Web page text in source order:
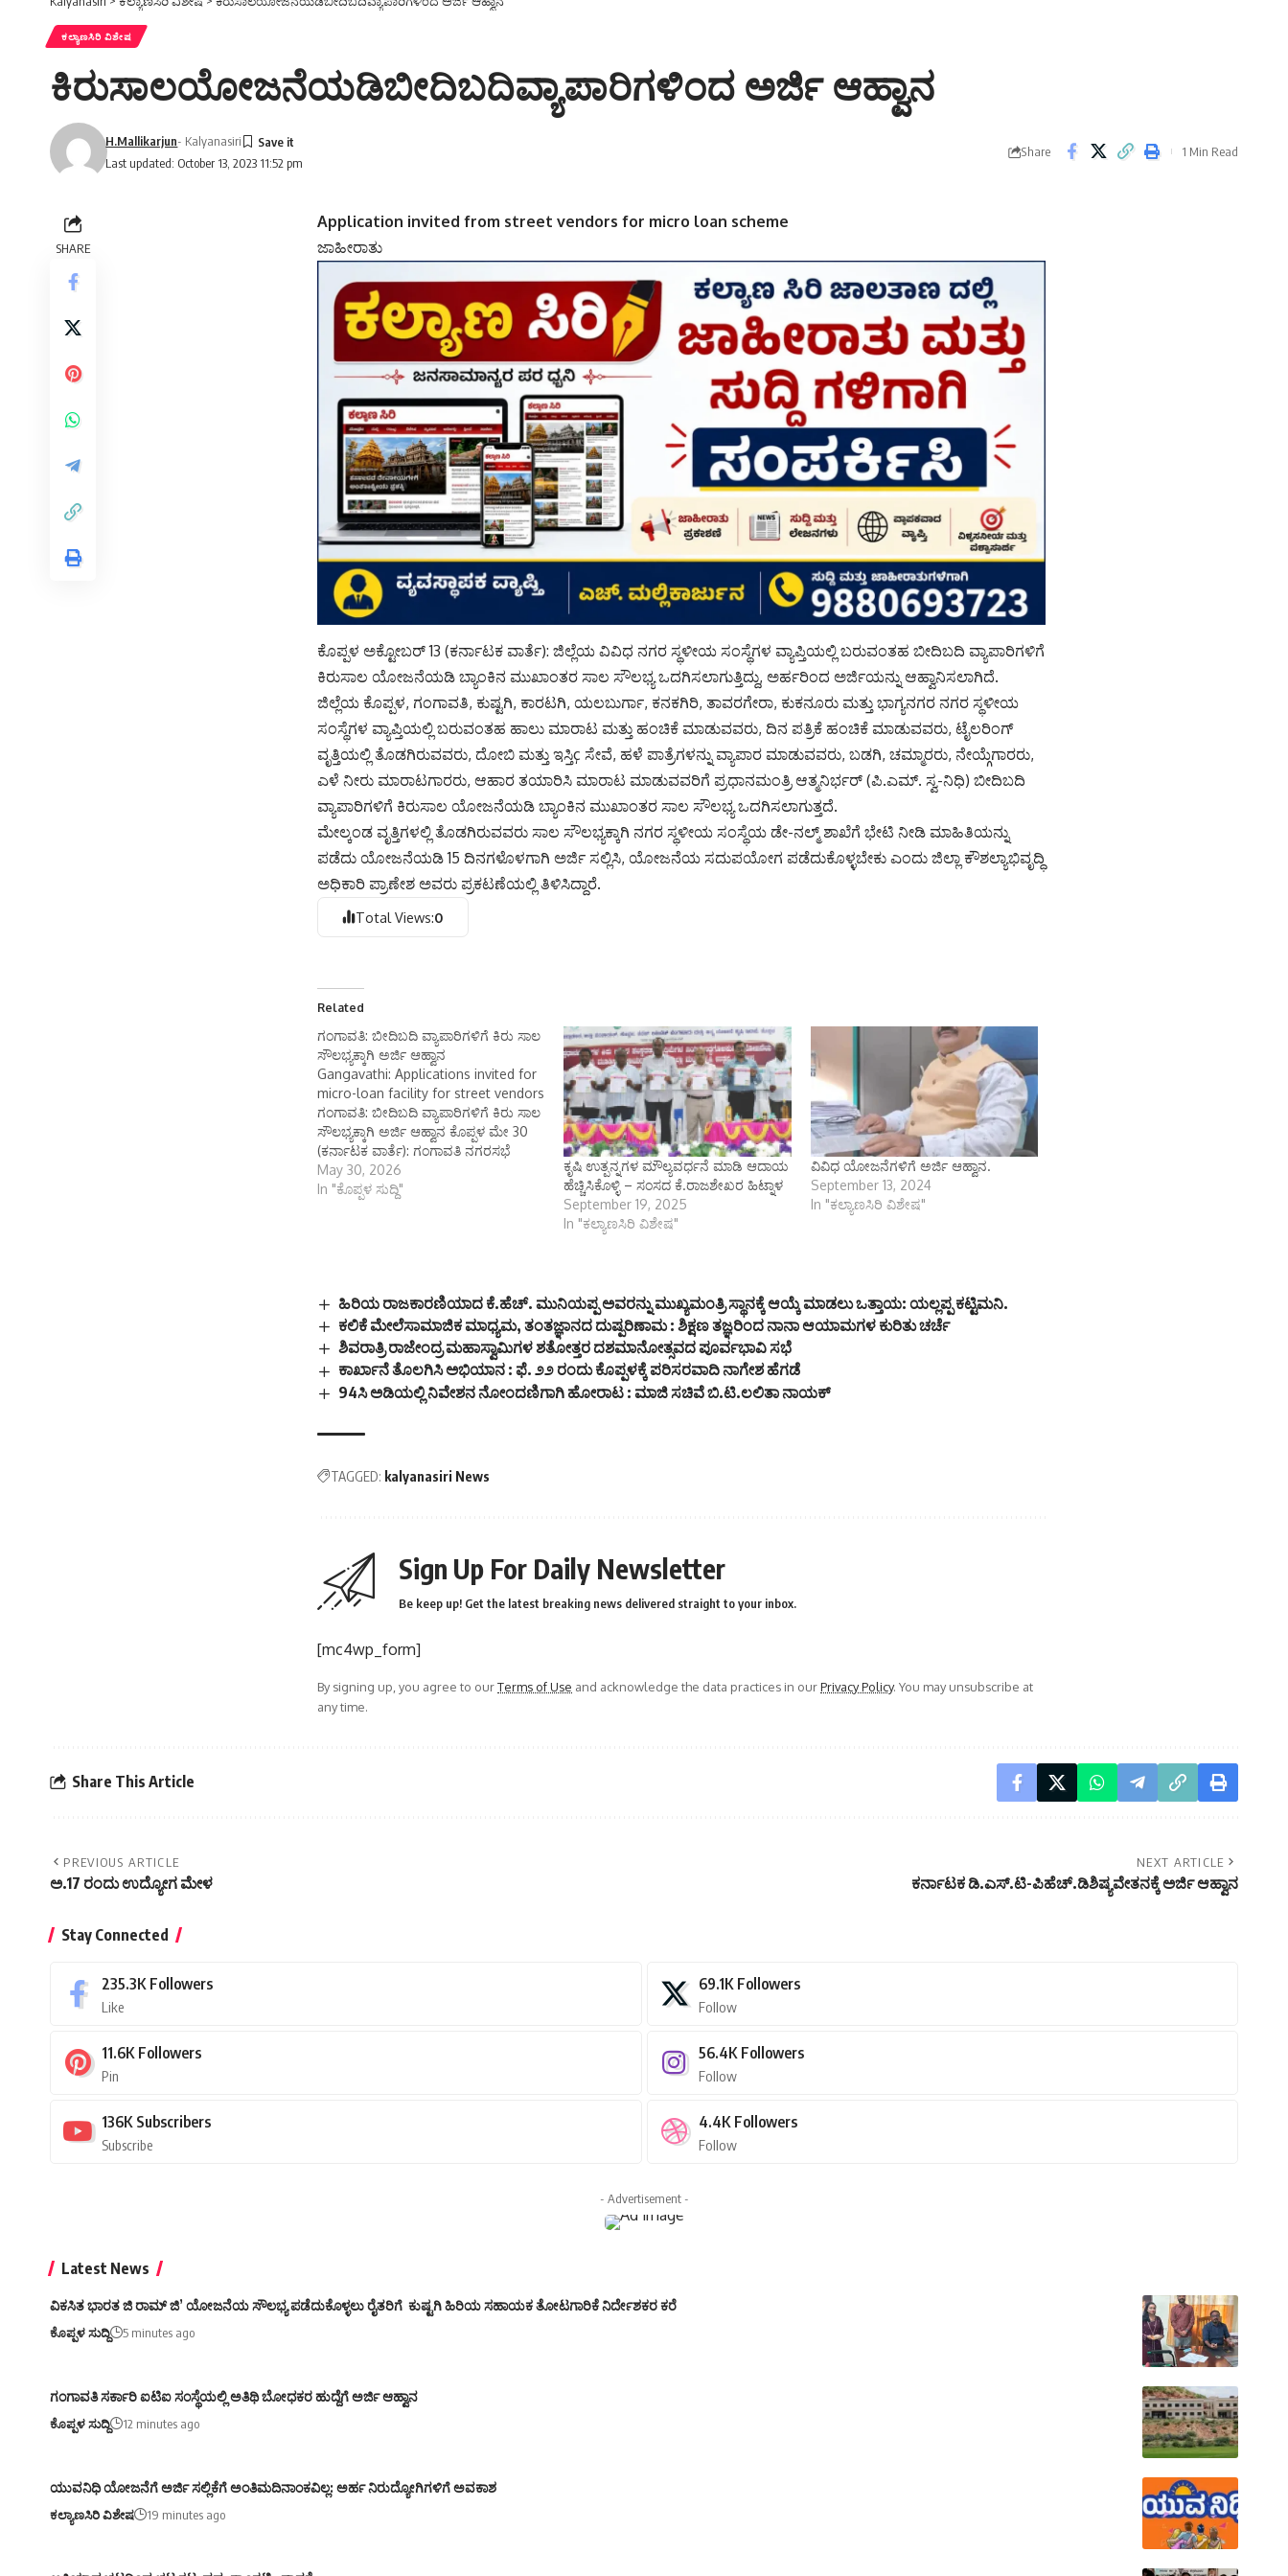
ಕಲ್ಯಾಣಸಿರಿ ವಿಶೇಷ
ಕಿರುಸಾಲಯೋಜನೆಯಡಿಬೀದಿಬದಿವ್ಯಾಪಾರಿಗಳಿಂದ ಅರ್ಜಿ ಆಹ್ವಾನ
Last updated: October 13, 2023 11:52 pm
H.Mallikarjun- Kalyanasiri
Share 1 Min Read
SHARE
Application invited from street vendors for micro loan scheme
ಜಾಹೀರಾತು
ಕೊಪ್ಪಳ ಅಕ್ಟೋಬರ್ 13 (ಕರ್ನಾಟಕ ವಾರ್ತೆ): ಜಿಲ್ಲೆಯ ವಿವಿಧ ನಗರ ಸ್ಥಳೀಯ ಸಂಸ್ಥೆಗಳ ವ್ಯಾಪ್ತಿಯಲ್ಲಿ ಬರುವಂತಹ ಬೀದಿಬದಿ ವ್ಯಾಪಾರಿಗಳಿಗೆ
ಕಿರುಸಾಲ ಯೋಜನೆಯಡಿ ಬ್ಯಾಂಕಿನ ಮುಖಾಂತರ ಸಾಲ ಸೌಲಭ್ಯ ಒದಗಿಸಲಾಗುತ್ತಿದ್ದು, ಅರ್ಹರಿಂದ ಅರ್ಜಿಯನ್ನು ಆಹ್ವಾನಿಸಲಾಗಿದೆ.
ಜಿಲ್ಲೆಯ ಕೊಪ್ಪಳ, ಗಂಗಾವತಿ, ಕುಷ್ಟಗಿ, ಕಾರಟಗಿ, ಯಲಬುರ್ಗಾ, ಕನಕಗಿರಿ, ತಾವರಗೇರಾ, ಕುಕನೂರು ಮತ್ತು ಭಾಗ್ಯನಗರ ನಗರ ಸ್ಥಳೀಯ
ಸಂಸ್ಥೆಗಳ ವ್ಯಾಪ್ತಿಯಲ್ಲಿ ಬರುವಂತಹ ಹಾಲು ಮಾರಾಟ ಮತ್ತು ಹಂಚಿಕೆ ಮಾಡುವವರು, ದಿನ ಪತ್ರಿಕೆ ಹಂಚಿಕೆ ಮಾಡುವವರು, ಟೈಲರಿಂಗ್
ವೃತ್ತಿಯಲ್ಲಿ ತೊಡಗಿರುವವರು, ದೋಬಿ ಮತ್ತು ಇಸ್ತಿç ಸೇವೆ, ಹಳೆ ಪಾತ್ರೆಗಳನ್ನು ವ್ಯಾಪಾರ ಮಾಡುವವರು, ಬಡಗಿ, ಚಮ್ಮಾರರು, ನೇಯ್ಗೆಗಾರರು,
ಎಳೆ ನೀರು ಮಾರಾಟಗಾರರು, ಆಹಾರ ತಯಾರಿಸಿ ಮಾರಾಟ ಮಾಡುವವರಿಗೆ ಪ್ರಧಾನಮಂತ್ರಿ ಆತ್ಮನಿರ್ಭರ್ (ಪಿ.ಎಮ್. ಸ್ವ-ನಿಧಿ) ಬೀದಿಬದಿ
ವ್ಯಾಪಾರಿಗಳಿಗೆ ಕಿರುಸಾಲ ಯೋಜನೆಯಡಿ ಬ್ಯಾಂಕಿನ ಮುಖಾಂತರ ಸಾಲ ಸೌಲಭ್ಯ ಒದಗಿಸಲಾಗುತ್ತದೆ.
ಮೇಲ್ಕಂಡ ವೃತ್ತಿಗಳಲ್ಲಿ ತೊಡಗಿರುವವರು ಸಾಲ ಸೌಲಭ್ಯಕ್ಕಾಗಿ ನಗರ ಸ್ಥಳೀಯ ಸಂಸ್ಥೆಯ ಡೇ-ನಲ್ಮ್ ಶಾಖೆಗೆ ಭೇಟಿ ನೀಡಿ ಮಾಹಿತಿಯನ್ನು
ಪಡೆದು ಯೋಜನೆಯಡಿ 15 ದಿನಗಳೊಳಗಾಗಿ ಅರ್ಜಿ ಸಲ್ಲಿಸಿ, ಯೋಜನೆಯ ಸದುಪಯೋಗ ಪಡೆದುಕೊಳ್ಳಬೇಕು ಎಂದು ಜಿಲ್ಲಾ ಕೌಶಲ್ಯಾಭಿವೃದ್ಧಿ
ಅಧಿಕಾರಿ ಪ್ರಾಣೇಶ ಅವರು ಪ್ರಕಟಣೆಯಲ್ಲಿ ತಿಳಿಸಿದ್ದಾರೆ.
Total Views:0
Related
ಗಂಗಾವತಿ: ಬೀದಿಬದಿ ವ್ಯಾಪಾರಿಗಳಿಗೆ ಕಿರು ಸಾಲ
ಸೌಲಭ್ಯಕ್ಕಾಗಿ ಅರ್ಜಿ ಆಹ್ವಾನ
Gangavathi: Applications invited for
micro-loan facility for street vendors
ಗಂಗಾವತಿ: ಬೀದಿಬದಿ ವ್ಯಾಪಾರಿಗಳಿಗೆ ಕಿರು ಸಾಲ
ಸೌಲಭ್ಯಕ್ಕಾಗಿ ಅರ್ಜಿ ಆಹ್ವಾನ ಕೊಪ್ಪಳ ಮೇ 30
(ಕರ್ನಾಟಕ ವಾರ್ತೆ): ಗಂಗಾವತಿ ನಗರಸಭೆ
ವತಿಯಿಂದ ಬೀದಿಬದಿ ವ್ಯಾಪಾರಿಗಳಿಗೆ ಕಿರು ಸಾಲ
ಸೌಲಭ್ಯಕ್ಕಾಗಿ ಅರ್ಜಿ ಆಹ್ವಾನಿಸಲಾಗಿದೆ. ಕೇಂದ್ರ
May 30, 2026
In "ಕೊಪ್ಪಳ ಸುದ್ದಿ"
ಕೃಷಿ ಉತ್ಪನ್ನಗಳ ಮೌಲ್ಯವರ್ಧನೆ ಮಾಡಿ ಆದಾಯ
ಹೆಚ್ಚಿಸಿಕೊಳ್ಳಿ – ಸಂಸದ ಕೆ.ರಾಜಶೇಖರ ಹಿಟ್ನಾಳ
September 19, 2025
In "ಕಲ್ಯಾಣಸಿರಿ ವಿಶೇಷ"
ವಿವಿಧ ಯೋಜನೆಗಳಿಗೆ ಅರ್ಜಿ ಆಹ್ವಾನ.
September 13, 2024
In "ಕಲ್ಯಾಣಸಿರಿ ವಿಶೇಷ"
ಹಿರಿಯ ರಾಜಕಾರಣಿಯಾದ ಕೆ.ಹೆಚ್. ಮುನಿಯಪ್ಪ ಅವರನ್ನು ಮುಖ್ಯಮಂತ್ರಿ ಸ್ಥಾನಕ್ಕೆ ಆಯ್ಕೆ ಮಾಡಲು ಒತ್ತಾಯ: ಯಲ್ಲಪ್ಪ ಕಟ್ಟಿಮನಿ.
ಕಲಿಕೆ ಮೇಲೆಸಾಮಾಜಿಕ ಮಾಧ್ಯಮ, ತಂತಜ್ಞಾನದ ದುಷ್ಪರಿಣಾಮ : ಶಿಕ್ಷಣ ತಜ್ಞರಿಂದ ನಾನಾ ಆಯಾಮಗಳ ಕುರಿತು ಚರ್ಚೆ
ಶಿವರಾತ್ರಿ ರಾಜೇಂದ್ರ ಮಹಾಸ್ವಾಮಿಗಳ ಶತೋತ್ತರ ದಶಮಾನೋತ್ಸವದ ಪೂರ್ವಭಾವಿ ಸಭೆ
ಕಾರ್ಖಾನೆ ತೊಲಗಿಸಿ ಅಭಿಯಾನ : ಫೆ. ೨೨ ರಂದು ಕೊಪ್ಪಳಕ್ಕೆ ಪರಿಸರವಾದಿ ನಾಗೇಶ ಹೆಗಡೆ
94ಸಿ ಅಡಿಯಲ್ಲಿ ನಿವೇಶನ ನೋಂದಣಿಗಾಗಿ ಹೋರಾಟ : ಮಾಜಿ ಸಚಿವೆ ಬಿ.ಟಿ.ಲಲಿತಾ ನಾಯಕ್
TAGGED: kalyanasiri News
Sign Up For Daily Newsletter
Be keep up! Get the latest breaking news delivered straight to your inbox.
[mc4wp_form]
By signing up, you agree to ourTerms of Use and acknowledge the data practices in ourPrivacy Policy. You may unsubscribe at
any time.
Share This Article
PREVIOUS ARTICLE
ಅ.17 ರಂದು ಉದ್ಯೋಗ ಮೇಳ
NEXT ARTICLE
ಕರ್ನಾಟಕ ಡಿ.ಎಸ್.ಟಿ-ಪಿಹೆಚ್.ಡಿಶಿಷ್ಯವೇತನಕ್ಕೆ ಅರ್ಜಿ ಆಹ್ವಾನ
Stay Connected
235.3K Followers
Like
69.1K Followers
Follow
11.6K Followers
Pin
56.4K Followers
Follow
136K Subscribers
Subscribe
4.4K Followers
Follow
- Advertisement -
Latest News
ವಿಕಸಿತ ಭಾರತ ಜಿ ರಾಮ್ ಜಿ’ ಯೋಜನೆಯ ಸೌಲಭ್ಯ ಪಡೆದುಕೊಳ್ಳಲು ರೈತರಿಗೆ ಕುಷ್ಟಗಿ ಹಿರಿಯ ಸಹಾಯಕ ತೋಟಗಾರಿಕೆ ನಿರ್ದೇಶಕರ ಕರೆ
ಕೊಪ್ಪಳ ಸುದ್ದಿ 5 minutes ago
ಗಂಗಾವತಿ ಸರ್ಕಾರಿ ಐಟಿಐ ಸಂಸ್ಥೆಯಲ್ಲಿ ಅತಿಥಿ ಬೋಧಕರ ಹುದ್ದೆಗೆ ಅರ್ಜಿ ಆಹ್ವಾನ
ಕೊಪ್ಪಳ ಸುದ್ದಿ 12 minutes ago
ಯುವನಿಧಿ ಯೋಜನೆಗೆ ಅರ್ಜಿ ಸಲ್ಲಿಕೆಗೆ ಅಂತಿಮದಿನಾಂಕವಿಲ್ಲ: ಅರ್ಹ ನಿರುದ್ಯೋಗಿಗಳಿಗೆ ಅವಕಾಶ
ಕಲ್ಯಾಣಸಿರಿ ವಿಶೇಷ 19 minutes ago